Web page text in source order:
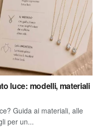
luce: modelli, materiali
Guida ai materiali, alle
per un...